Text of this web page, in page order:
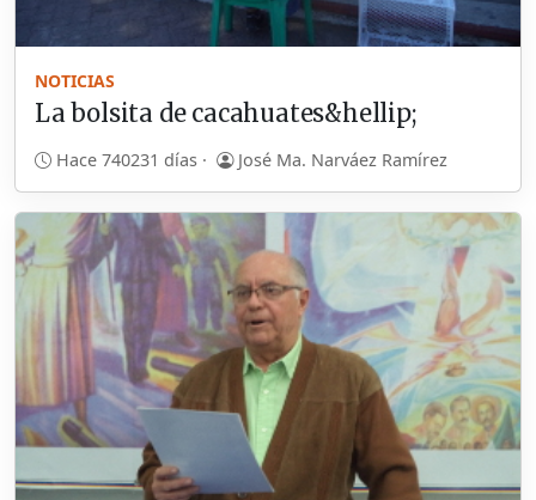
NOTICIAS
La bolsita de cacahuates&hellip;
Hace 740231 días · José Ma. Narváez Ramírez